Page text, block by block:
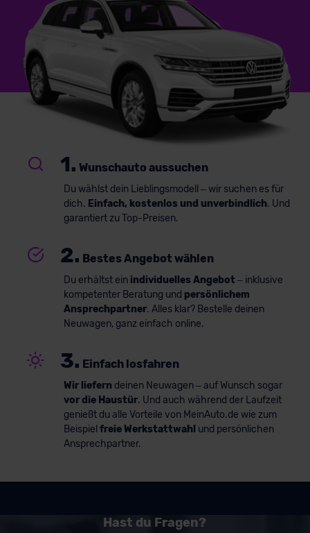
1. Wunschauto aussuchen
Du wählst dein Lieblingsmodell – wir suchen es für
dich. Einfach, kostenlos und unverbindlich. Und
garantiert zu Top-Preisen.
2. Bestes Angebot wählen
Du erhältst ein individuelles Angebot – inklusive
kompetenter Beratung und persönlichem
Ansprechpartner. Alles klar? Bestelle deinen
Neuwagen, ganz einfach online.
3. Einfach losfahren
Wir liefern deinen Neuwagen – auf Wunsch sogar
vor die Haustür. Und auch während der Laufzeit
genießt du alle Vorteile von MeinAuto.de wie zum
Beispiel freie Werkstattwahl und persönlichen
Ansprechpartner.
Hast du Fragen?